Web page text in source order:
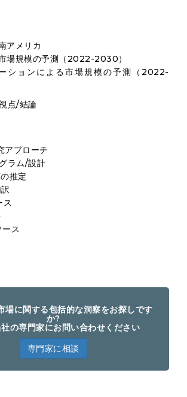
アメリカ
場規模の予測（2022-2030）
ションによる市場規模の予測（2022-
点/結論
アプローチ
ラム/設計
推定
ス
ス
場に関する包括的な洞察をお探しです
か?
の専門家にお問い合わせください
専門家に相談